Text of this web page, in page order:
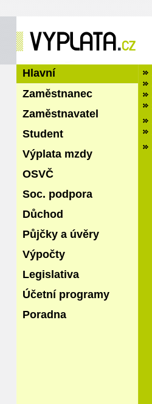
Hlavní
Zaměstnanec
Zaměstnavatel
Student
Výplata mzdy
OSVČ
Soc. podpora
Důchod
Půjčky a úvěry
Výpočty
Legislativa
Účetní programy
Poradna